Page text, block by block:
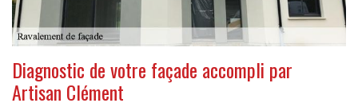
Diagnostic de votre façade accompli par
Artisan Clément